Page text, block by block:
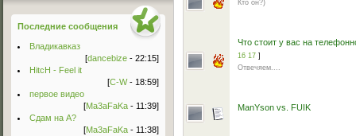
Кто он?)
Что стоит у вас на
16 17 ]
Отвечяем....
ManYson vs. FUIK
Последние сообщения
Владикавказ
[dancebize - 22:15]
HitcH - Feel it
[C-W- 18:59]
первое видео
[Ma3aFaKa - 11:39]
Сдам на А?
[Ma3aFaKa - 11:38]